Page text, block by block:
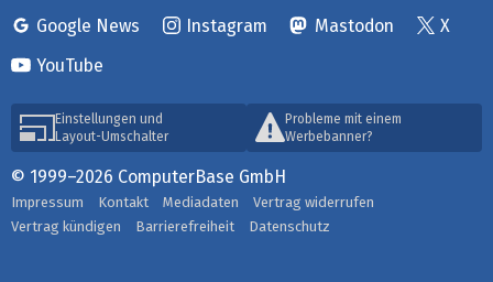
Google News
Instagram Mastodon
X
YouTube
Einstellungen und
Layout-Umschalter
Probleme mit einem
Werbebanner?
© 1999–2026 ComputerBase GmbH
Impressum Kontakt Mediadaten
Vertrag widerrufen
Vertrag kündigen
Barrierefreiheit Datenschutz